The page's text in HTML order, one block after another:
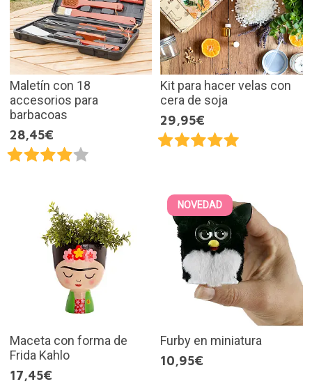
Maletín con 18
accesorios para
barbacoas
28,45€
Kit para hacer velas con
cera de soja
29,95€
Maceta con forma de
Frida Kahlo
17,45€
NOVEDAD
Furby en miniatura
10,95€